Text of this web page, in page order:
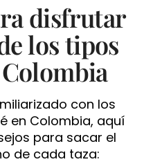
disfrutar
los tipos
con los
en Colombia, aquí
para sacar el
de cada taza: